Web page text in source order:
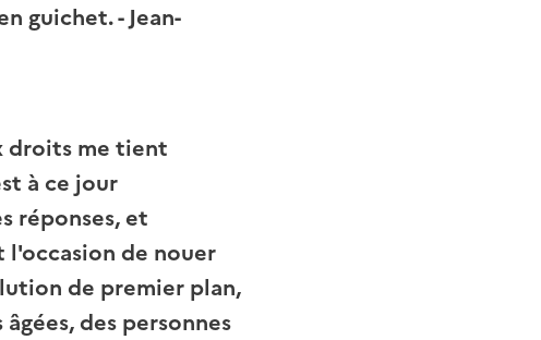
guichet. -Jean-
droits me tient
à ce jour
réponses, et
l'occasion de nouer
de premier plan,
des personnes